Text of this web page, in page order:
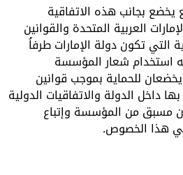
بجانب هذه الاتفاقية
العربية المتحدة والقوانين
التي تكون دولة الإمارات طرفاُ
استخدام شعار المؤسسة
للحماية بموجب قوانين
داخل الدولة والاتفاقيات الدولية
مسبق من المؤسسة وإتباع
في هذا الخصوص.